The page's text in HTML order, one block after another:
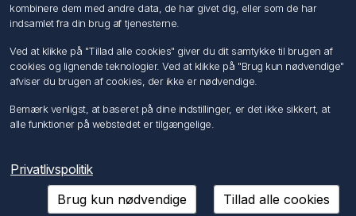
Min konto
Ordrer
Adresser
Ansøg om Sælger konto
Følg os
Copyright © 2026 Förch A/S. Alle rettigheder forbeholdt.
Powered by
kombinere dem med andre data, de har givet dig, eller som de har
indsamlet fra din brug af tjenesterne.
Ved at klikke på "Tillad alle cookies" giver du dit samtykke til brugen af
cookies og lignende teknologier. Ved at klikke på "Brug kun nødvendige"
afviser du brugen af cookies, der ikke er nødvendige.
Bemærk venligst, at baseret på dine indstillinger, er det ikke sikkert, at
alle funktioner på webstedet er tilgængelige.
Privatlivspolitik
Brug kun nødvendige
Tillad alle cookies